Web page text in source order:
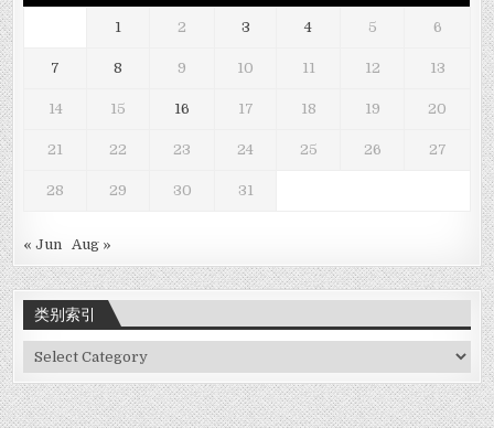
1 2 3 4 5 6
7 8 9 10 11 12 13
14 15 16 17 18 19 20
21 22 23 24 25 26 27
28 29 30 31
« Jun Aug »
类别索引
类
索
引